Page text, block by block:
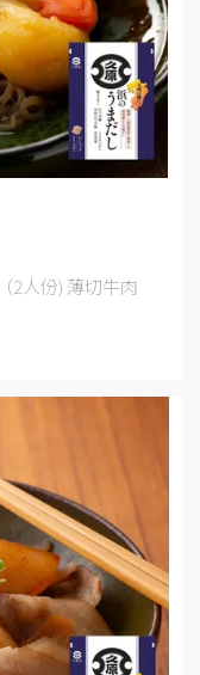
2人份) 薄切牛肉